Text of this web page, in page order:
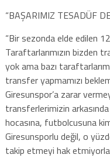
“BAŞARIMIZ TESADÜF
“Bir sezonda elde edilen
Taraftarlarımızın bizden
yok ama bazı
transfer yapmamızı
Giresunspor’a zarar
transferlerimizin
hocasına, futbolcusuna
Giresunsporlu değil, o
takip etmeyi hak